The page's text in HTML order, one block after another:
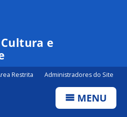
e
Restrita Administradores do Site
MENU